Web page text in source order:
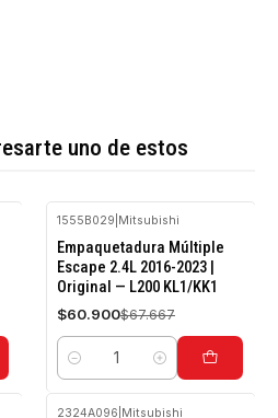
uno de estos
-10%
OFF
1555B029 Mitsubishi
Empaquetadura Múltiple
Escape 2.4L 2016-2023 |
Original — L200 KL1/KK1
$60.900$67.667
Cantidad
2324A096 Mitsubishi